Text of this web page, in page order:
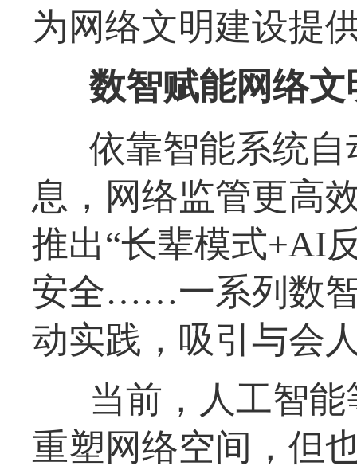
为网络文明建设提
数智赋能网络文
依靠智能系统
息，网络监管更高
推出“长辈模式+AI
安全……一系列数
动实践，吸引与会
当前，人工智
重塑网络空间，但